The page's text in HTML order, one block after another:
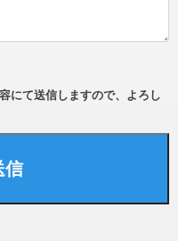
にて送信しますので、よろし